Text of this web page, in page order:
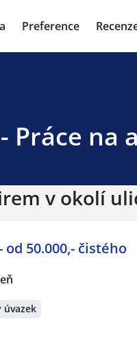
Preference
Práce na
v okolí
od 50.000,- čistého
úvazek